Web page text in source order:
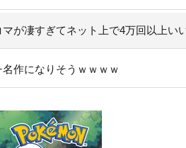
が凄すぎてネット上で4万回以上い
作になりそうｗｗｗｗ